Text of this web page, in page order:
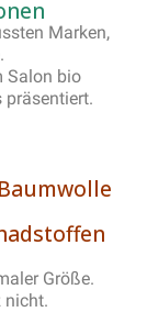
Marken,
Salon bio
präsentiert.
Größe.
nicht.